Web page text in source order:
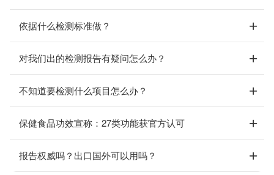
依据什么检测标准做？
对我们出的检测报告有疑问怎么办？
不知道要检测什么项目怎么办？
保健食品功效宣称：27类功能获官方认可
报告权威吗？出口国外可以用吗？